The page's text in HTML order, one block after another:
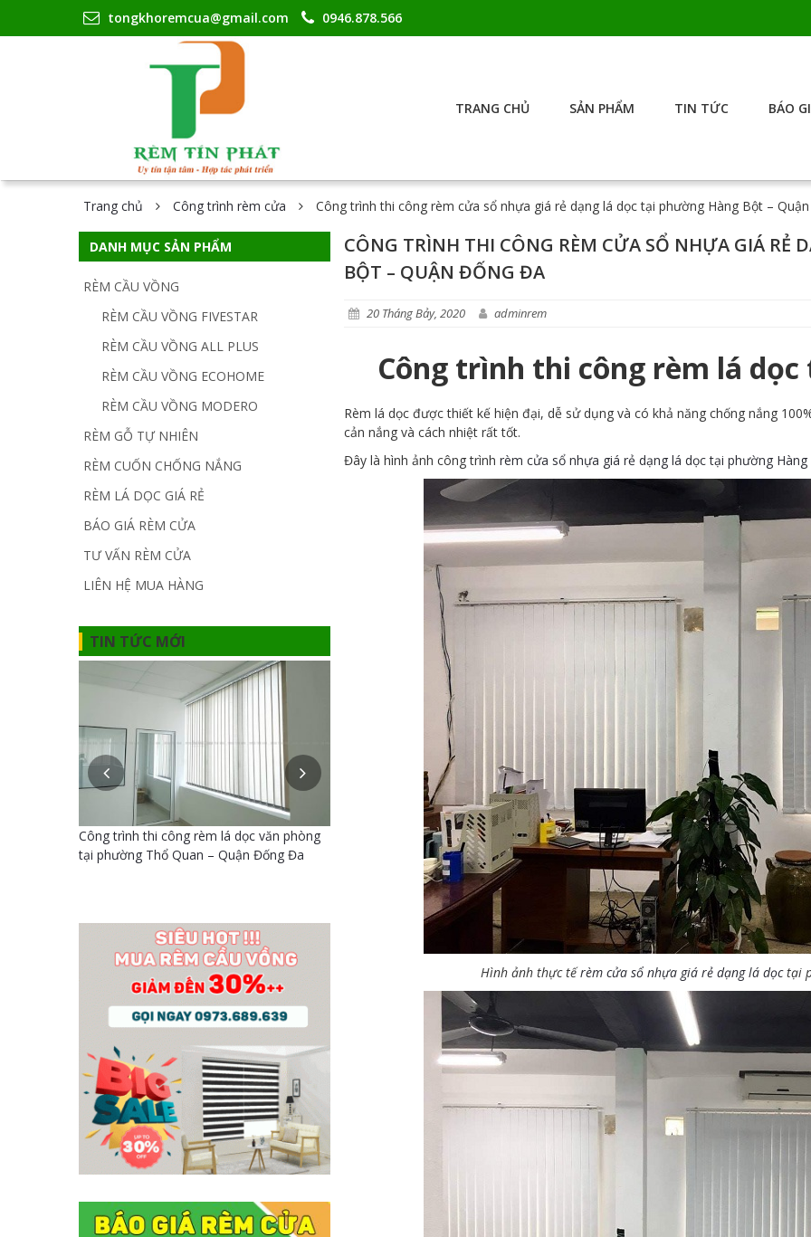
tongkhoremcua@gmail.com 0946.878.566
TRANG CHỦ SẢN PHẨM TIN TỨC BÁO
Trang chủ Công trình rèm cửa Công trình thi công rèm cửa sổ nhựa giá rẻ dạng lá dọc tại phường Hàng Bột –
CÔNG TRÌNH THI CÔNG RÈM CỬA SỔ NHỰA GIÁ RẺ
BỘT – QUẬN ĐỐNG ĐA
20 Tháng Bảy, 2020 adminrem
Công trình thi công rèm lá
Rèm lá dọc được thiết kế hiện đại, dễ sử dụng và có khả năng chống nắng
cản nắng và cách nhiệt rất tốt.
Đây là hình ảnh công trình rèm cửa sổ nhựa giá rẻ dạng lá dọc tại phường Hàng
Hình ảnh thực tếrèm cửa sổ nhựa giá rẻ dạng lá dọctại
DANH MỤC SẢN PHẨM
RÈM CẦU VỒNG
RÈM CẦU VỒNG FIVESTAR
RÈM CẦU VỒNG ALL PLUS
RÈM CẦU VỒNG ECOHOME
RÈM CẦU VỒNG MODERO
RÈM GỖ TỰ NHIÊN
RÈM CUỐN CHỐNG NẮNG
RÈM LÁ DỌC GIÁ RẺ
BÁO GIÁ RÈM CỬA
TƯ VẤN RÈM CỬA
LIÊN HỆ MUA HÀNG
TIN TỨC MỚI
dọc văn phòng
Đống Đa
Công trình thi công rnhà chị Thuận phường
Khâm Thiên – Quận Đống Đa
Công trình thi công màn che nắng văn
phòng dạng lá tại phường Láng Hạ – Quận
Đống Đa
Công trình thi công rèm
dạng lá dọc tại phường
Đống Đa